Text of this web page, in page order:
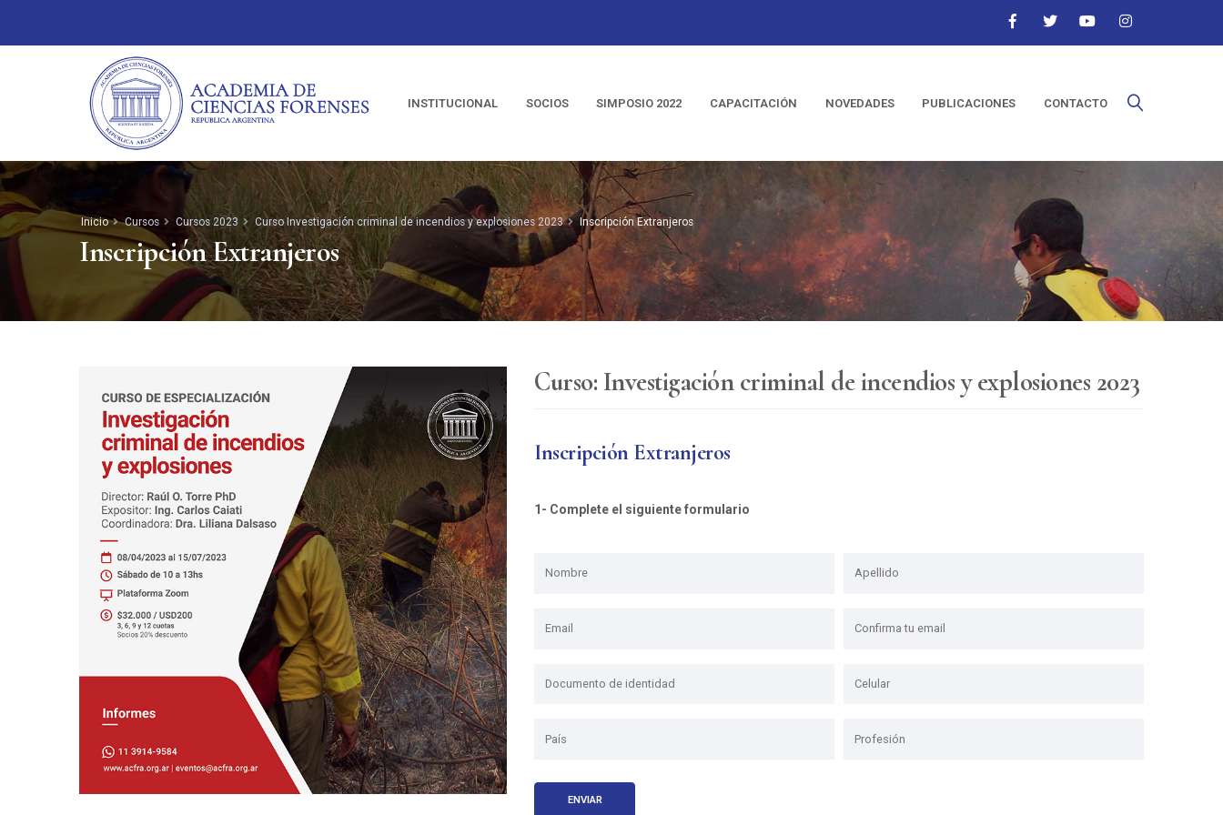
INSTITUCIONAL SOCIOS SIMPOSIO 2022 CAPACITACIÓN NOVEDADES PUBLICACIONES CONTACTO
Inicio Cursos Cursos 2023 Curso Investigación criminal de incendios y explosiones 2023 Inscripción Extranjeros
Inscripción Extranjeros
Curso: Investigación criminal de incendios y explosiones 2023
Inscripción Extranjeros
1- Complete el siguiente formulario